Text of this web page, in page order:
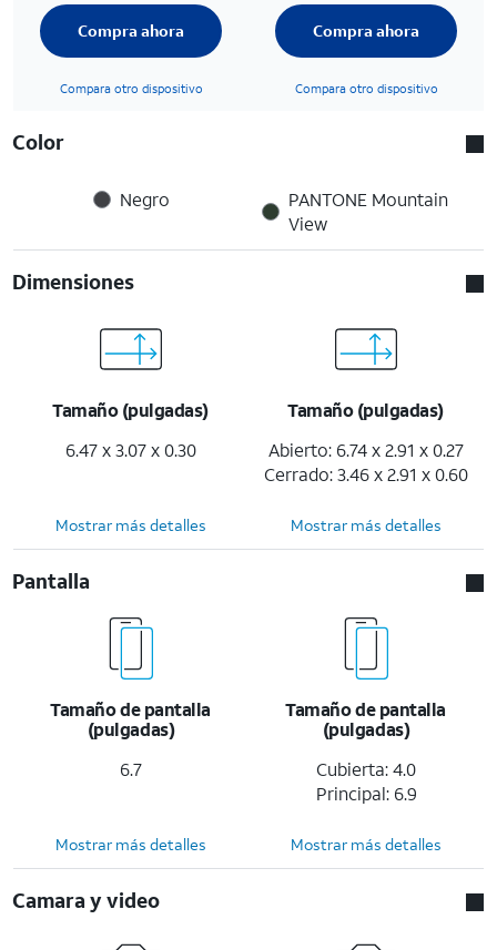
Compra ahora
Compara otro dispositivo
Compra ahora
Compara otro dispositivo
Color
Negro
PANTONE Mountain
View
Dimensiones
Tamaño (pulgadas)
6.47 x 3.07 x 0.30
Tamaño (pulgadas)
Abierto: 6.74 x 2.91 x 0.27
Cerrado: 3.46 x 2.91 x 0.60
Mostrar más detalles Mostrar más detalles
Pantalla
Tamaño de pantalla
(pulgadas)
6.7
Tamaño de pantalla
(pulgadas)
Cubierta: 4.0
Principal: 6.9
Mostrar más detalles Mostrar más detalles
Camara y video